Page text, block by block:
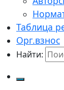
Таблица
Орг.взнос
Найти: